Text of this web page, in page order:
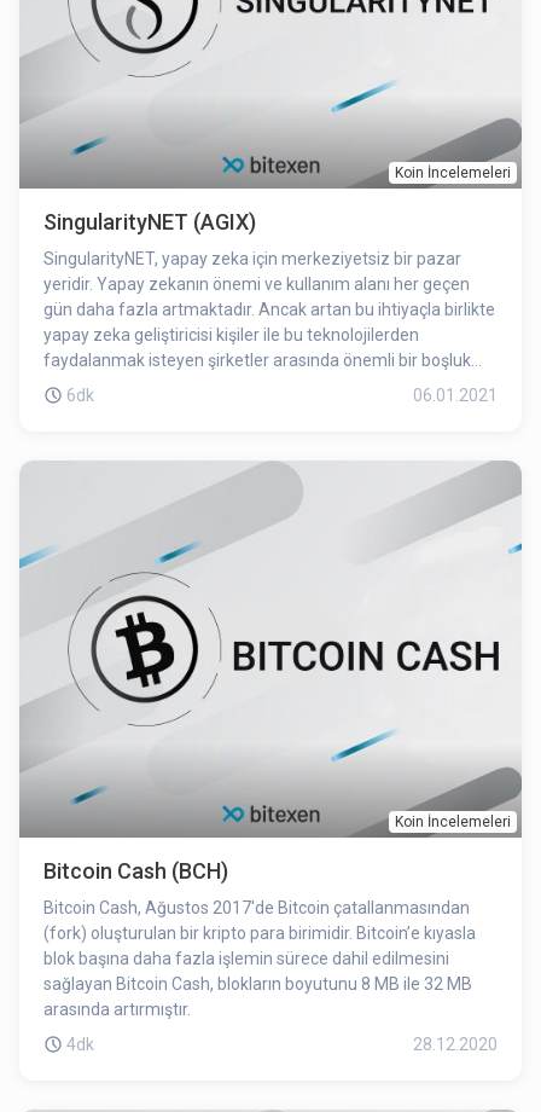
Koin İncelemeleri
SingularityNET (AGIX)
SingularityNET, yapay zeka için merkeziyetsiz bir pazar
yeridir. Yapay zekanın önemi ve kullanım alanı her geçen
gün daha fazla artmaktadır. Ancak artan bu ihtiyaçla birlikte
yapay zeka geliştiricisi kişiler ile bu teknolojilerden
faydalanmak isteyen şirketler arasında önemli bir boşluk
bulunmaktadır. Birçok kurum farklı ve kendi yapısına göre
gerekli olan verilere ulaşmakta sorun yaşamaktadır.
SingularityNET burada devreye girmekte ve bu açığı
6dk 06.01.2021
Koin İncelemeleri
Bitcoin Cash (BCH)
Bitcoin Cash, Ağustos 2017'de Bitcoin çatallanmasından
(fork) oluşturulan bir kripto para birimidir. Bitcoin’e kıyasla
blok başına daha fazla işlemin sürece dahil edilmesini
sağlayan Bitcoin Cash, blokların boyutunu 8 MB ile 32 MB
arasında artırmıştır.
4dk
28.12.2020